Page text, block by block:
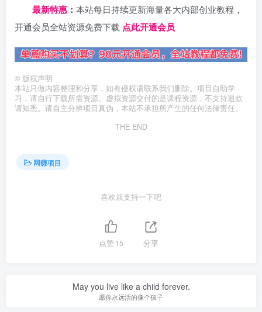
最新特惠 ： 本站每日持续更新海量各大内部创业教程，
开通会员全站资源免费下载 点此开通会员
© 版权声明
本站只做内容整理和分享，如有侵权请联系我们删除。项目自助学
习，请自行下载所需资源。虚拟资源交付的是课程资源，不支持退款
请知悉。请自主分辨项目真伪，本站不承担所产生的任何法律责任。
THE END
网赚项目
喜欢就支持一下吧
点赞15 分享
May you live like a child forever.
愿你永远活的像个孩子